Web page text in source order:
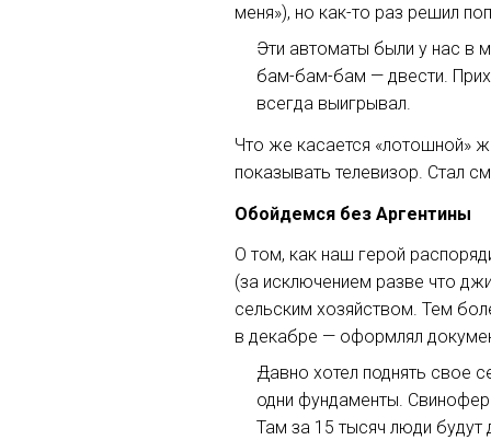
меня»), но как-то раз решил
Эти автоматы были у нас в
бам-бам-бам — двести.
всегда выигрывал.
Что же касается «лотошной»
показывать телевизор. Стал
Обойдемся без Аргентины
О том, как наш герой
(за исключением разве что
сельским хозяйством. Тем
в декабре — оформлял
Давно хотел поднять свое
одни фундаменты.
Там за 15 тысяч люди будут